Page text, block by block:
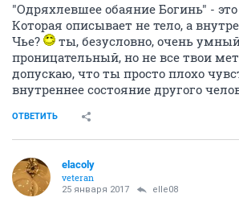
"Одряхлевшее обаяние Богинь" -
Которая описывает не тело, а
Чье?
ты, безусловно, очень
проницательный, но не все твои
допускаю, что ты просто плохо
внутреннее состояние другого
ОТВЕТИТЬ
elacoly
veteran
25 января 2017 elle08